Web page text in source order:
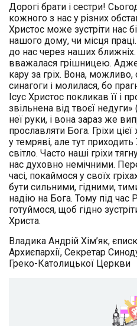
Дорогі брати і сестри!
кожного з нас у різних
Христос може зустріти нас
нашого дому, чи місця
до нас через наших
вважалася грішницею. Адже
кару за гріх. Вона, можливо,
синагоги і молилася, бо
Ісус Христос покликав її і
звільнена від твоєї
неї руки, і вона зараз же
прославляти Бога. Гріхи
у темряві, але тут приходить
світло. Часто наші гріхи
нас духовно немічними.
часі, покаймося у своїх
бути сильними, гідними,
надію на Бога. Тому під час
готуймося, щоб гідно
Христа.
Владика Андрій Хім’як,
Архиєпархії, Секретар
Греко-Католицької Церкви